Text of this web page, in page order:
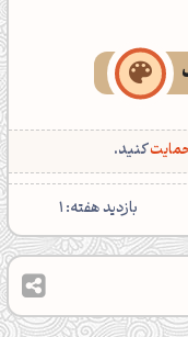
کنید.
بازدید هفته:1